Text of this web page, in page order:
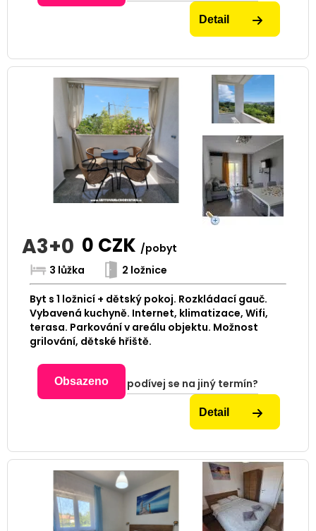
Detail
A3+0 0 CZK /pobyt
3 lůžka
2 ložnice
Byt s 1 ložnicí + dětský pokoj. Rozkládací gauč.
Vybavená kuchyně. Internet, klimatizace, Wifi,
terasa. Parkování v areálu objektu. Možnost
grilování, dětské hřiště.
Obsazeno podívej se na jiný termín?
Detail